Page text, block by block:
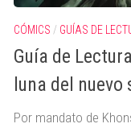
CÓMICS / GUÍAS DE
Guía de
luna del nuevo
Por mandato de